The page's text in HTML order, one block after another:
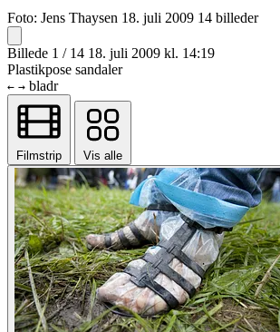
Foto: Jens Thaysen 18. juli 2009 14 billeder
Billede 1 / 14 18. juli 2009 kl. 14:19
Plastikpose sandaler
← → bladr
Filmstrip Vis alle